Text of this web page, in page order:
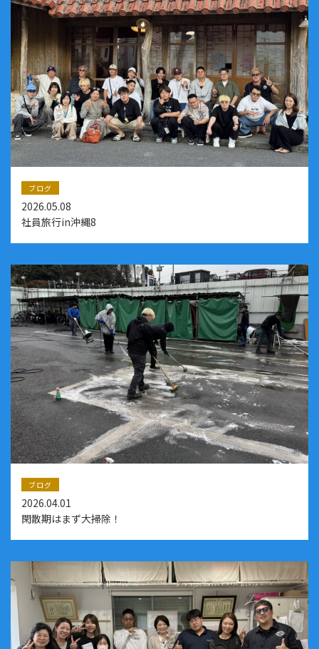
ブログ
2026.05.08
社員旅行in沖縄8
ブログ
2026.04.01
閑散期はまず大掃除！